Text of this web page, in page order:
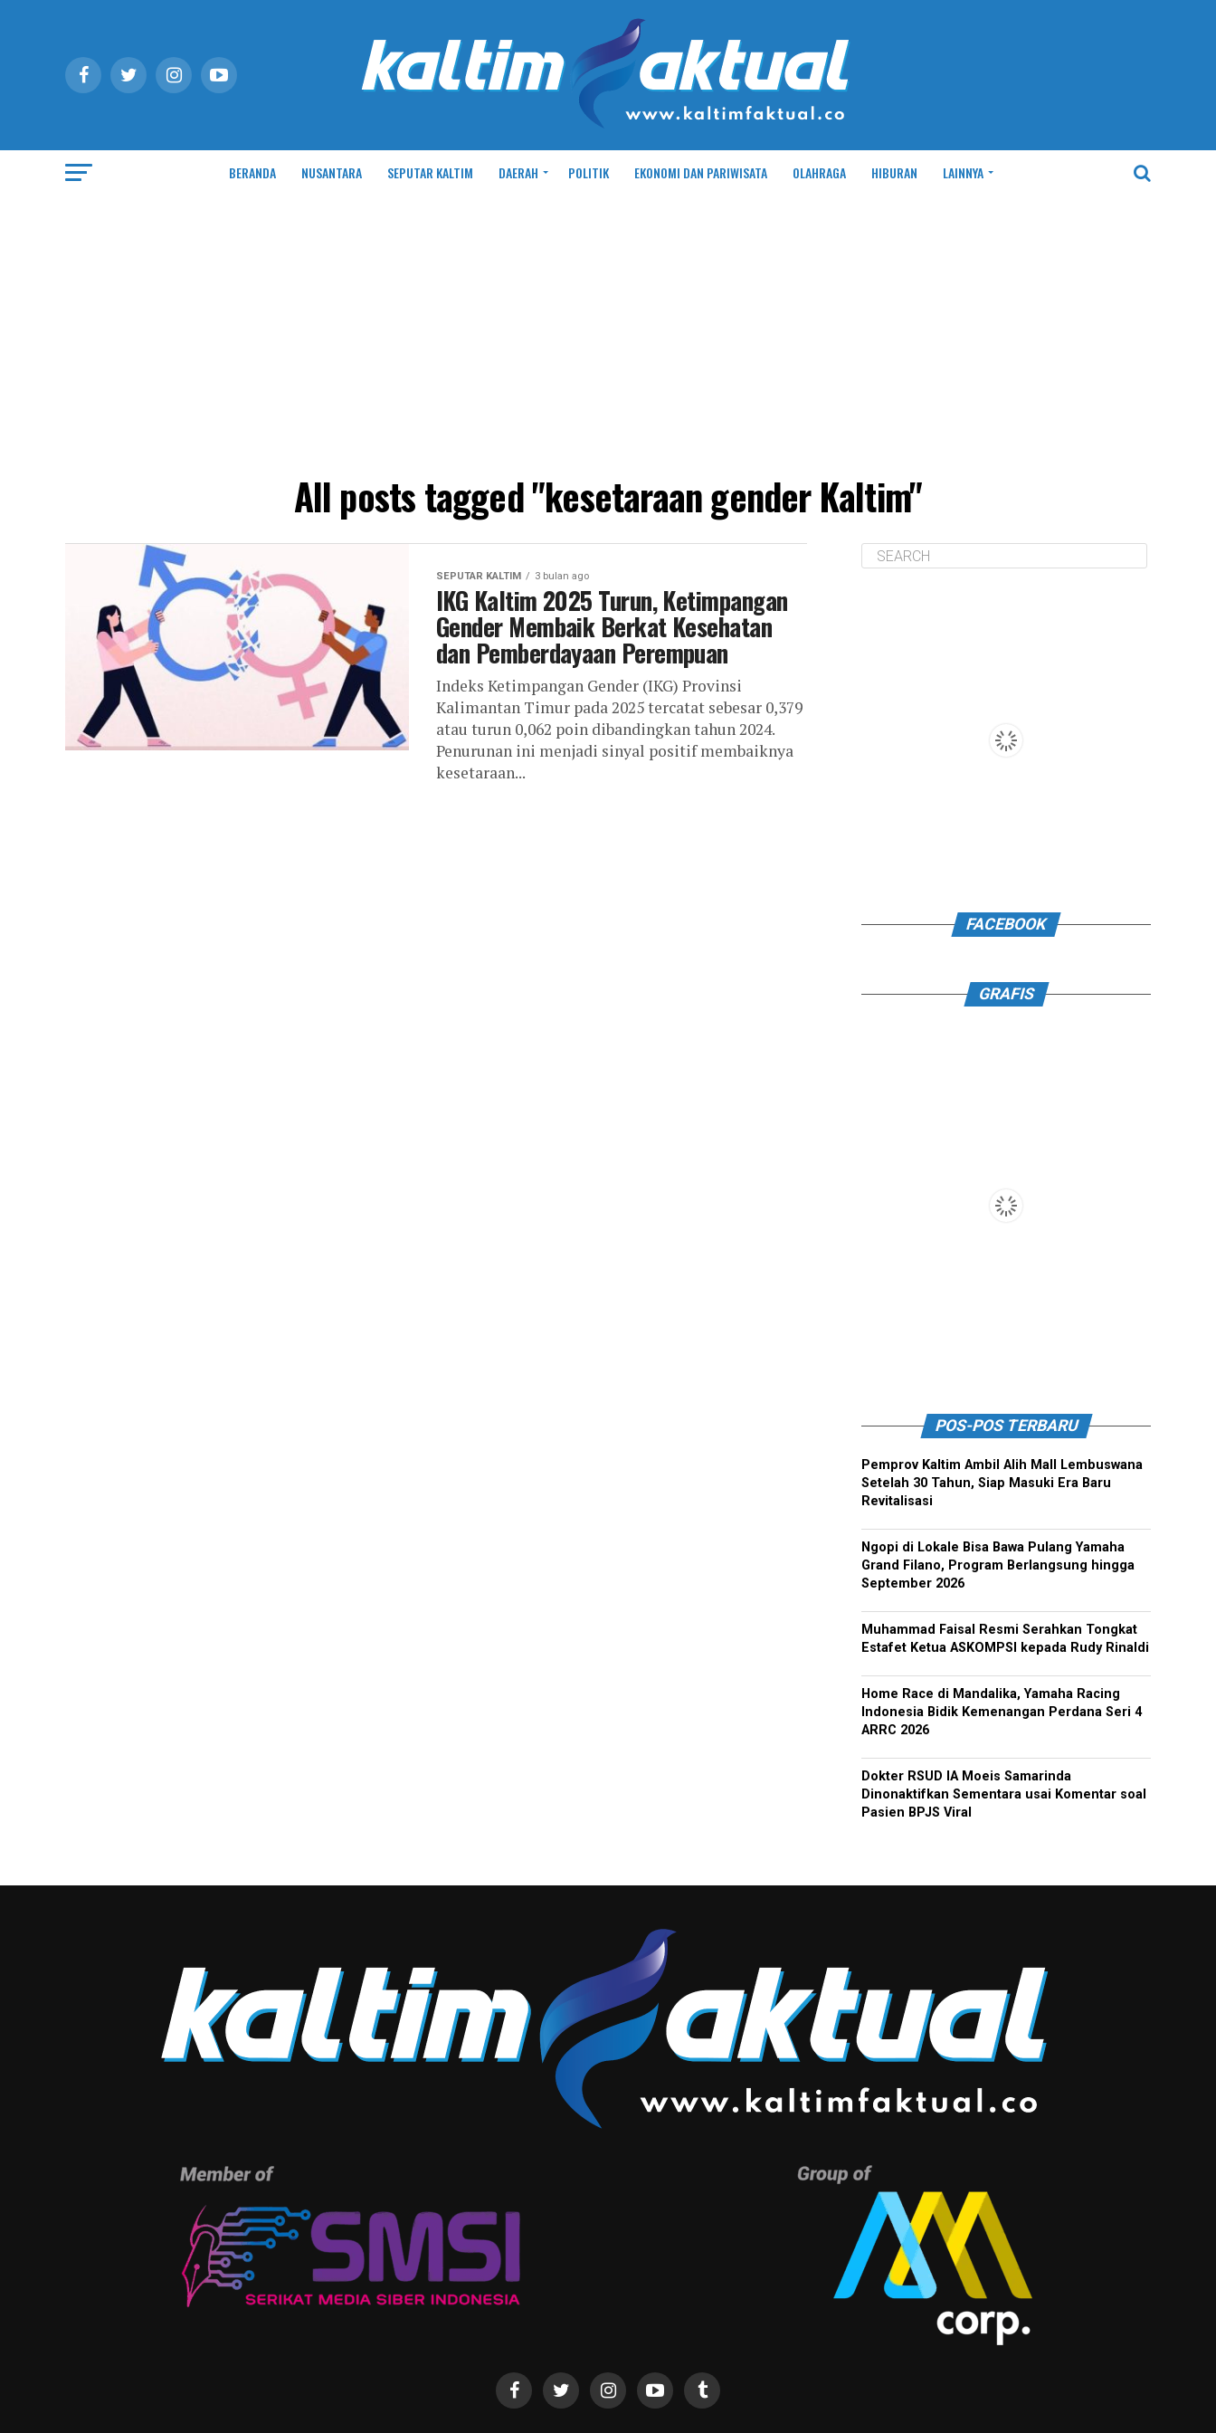
BERANDA NUSANTARA SEPUTAR KALTIM DAERAH POLITIK EKONOMI DAN PARIWISATA OLAHRAGA HIBURAN LAINNYA
All posts tagged "kesetaraan gender Kaltim"
SEPUTAR KALTIM 3 bulan ago
IKG Kaltim 2025 Turun, Ketimpangan
Gender Membaik Berkat Kesehatan
dan Pemberdayaan Perempuan
Indeks Ketimpangan Gender (IKG) Provinsi
Kalimantan Timur pada 2025 tercatat sebesar 0,379
atau turun 0,062 poin dibandingkan tahun 2024.
Penurunan ini menjadi sinyal positif membaiknya
kesetaraan...
FACEBOOK
GRAFIS
POS-POS TERBARU
Pemprov Kaltim Ambil Alih Mall Lembuswana
Setelah 30 Tahun, Siap Masuki Era Baru
Revitalisasi
Ngopi di Lokale Bisa Bawa Pulang Yamaha
Grand Filano, Program Berlangsung hingga
September 2026
Muhammad Faisal Resmi Serahkan Tongkat
Estafet Ketua ASKOMPSI kepada Rudy Rinaldi
Home Race di Mandalika, Yamaha Racing
Indonesia Bidik Kemenangan Perdana Seri 4
ARRC 2026
Dokter RSUD IA Moeis Samarinda
Dinonaktifkan Sementara usai Komentar soal
Pasien BPJS Viral